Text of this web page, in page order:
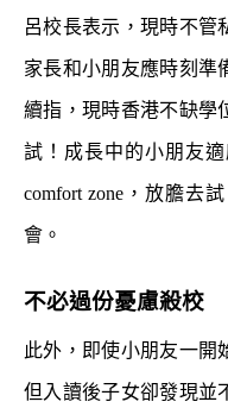
呂校長表示，現時不管
家長和小朋友應時刻準
續指，現時香港不缺學
試！成長中的小朋友
comfort zone，放膽去
會。
不必過份憂慮殺校
此外，即使小朋友一開
但入讀後子女卻發現並